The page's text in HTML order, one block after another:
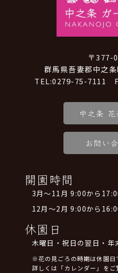
〒377-
群馬県吾妻郡中之
TEL:0279-75-7111
中之条 花
お問い
開園時間
3月～11月 9:00から
12月～2月 9:00から
休園日
木曜日・祝日の翌日・年
※花の見ごろの時期は休園日
詳しくは「カレンダー」をご